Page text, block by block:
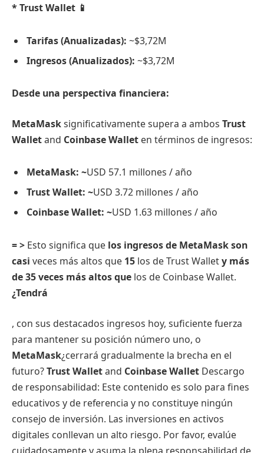
* Trust Wallet 📱
Tarifas (Anualizadas): ~$3,72M
Ingresos (Anualizados): ~$3,72M
Desde una perspectiva financiera:
MetaMasksignificativamente supera a ambos Trust
Walletand Coinbase Wallet en términos de ingresos:
MetaMask: ~USD 57.1 millones / año
Trust Wallet: ~USD 3.72 millones / año
Coinbase Wallet: ~USD 1.63 millones / año
= > Esto significa que los ingresos de MetaMask son
casi veces más altos que 15 los de Trust Wallety más
de 35 veces más altos que los de Coinbase Wallet.
¿Tendrá
, con sus destacados ingresos hoy, suficiente fuerza
para mantener su posición número uno, o
MetaMask¿cerrará gradualmente la brecha en el
futuro?Trust Walletand Coinbase Wallet Descargo
de responsabilidad: Este contenido es solo para fines
educativos y de referencia y no constituye ningún
consejo de inversión. Las inversiones en activos
digitales conllevan un alto riesgo. Por favor, evalúe